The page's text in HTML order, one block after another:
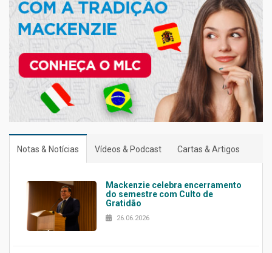
Notas & Notícias Vídeos & Podcast Cartas & Artigos
Mackenzie celebra encerramento
do semestre com Culto de
Gratidão
26.06.2026